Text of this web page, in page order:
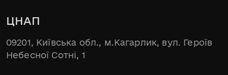
ЦНАП
09201, Київська обл., м.Кагарлик, вул. Героїв
Небесної Сотні, 1